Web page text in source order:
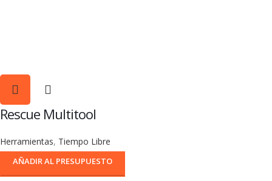
Rescue Multitool
Herramientas, Tiempo Libre
AÑADIR AL PRESUPUESTO